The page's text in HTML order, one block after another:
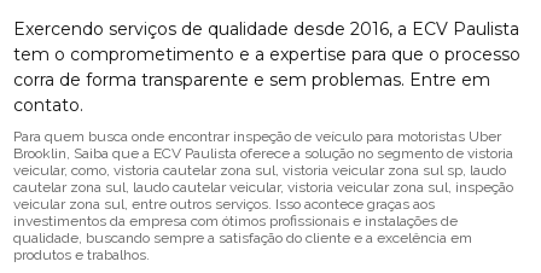
Exercendo serviços de qualidade desde 2016, a ECV Paulista
tem o comprometimento e a expertise para que o processo
corra de forma transparente e sem problemas. Entre em
contato.
Para quem busca onde encontrar inspeção de veículo para motoristas Uber
Brooklin, Saiba que a ECV Paulista oferece a solução no segmento de vistoria
veicular, como, vistoria cautelar zona sul, vistoria veicular zona sul sp, laudo
cautelar zona sul, laudo cautelar veicular, vistoria veicular zona sul, inspeção
veicular zona sul, entre outros serviços. Isso acontece graças aos
investimentos da empresa com ótimos profissionais e instalações de
qualidade, buscando sempre a satisfação do cliente e a excelência em
produtos e trabalhos.